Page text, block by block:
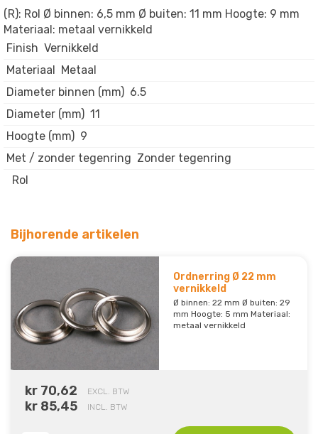
(R): Rol Ø binnen: 6,5 mm Ø buiten: 11 mm Hoogte: 9 mm
Materiaal: metaal vernikkeld
Finish Vernikkeld
Materiaal Metaal
Diameter binnen (mm) 6.5
Diameter (mm) 11
Hoogte (mm) 9
Met / zonder tegenring Zonder tegenring
Rol
Bijhorende artikelen
Ordnerring Ø 22 mm
vernikkeld
Ø binnen: 22 mm Ø buiten: 29
mm Hoogte: 5 mm Materiaal:
metaal vernikkeld
kr 70,62 EXCL. BTW
kr 85,45 INCL. BTW